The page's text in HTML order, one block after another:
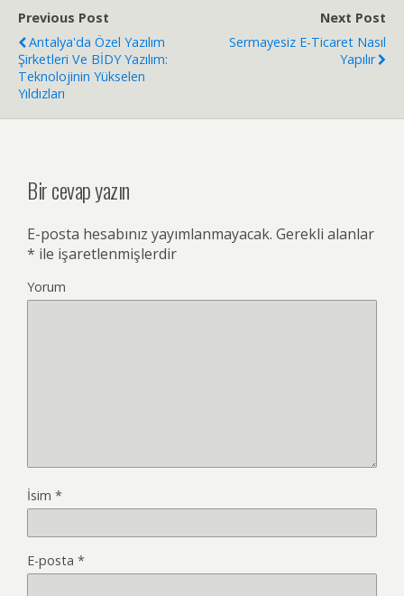
Previous Post
Antalya'da Özel Yazılım
Şirketleri Ve BİDY Yazılım:
Teknolojinin Yükselen
Yıldızları
Next Post
Sermayesiz E-Ticaret Nasıl
Yapılır
Bir cevap yazın
E-posta hesabınız yayımlanmayacak. Gerekli alanlar
* ile işaretlenmişlerdir
Yorum
İsim *
E-posta *